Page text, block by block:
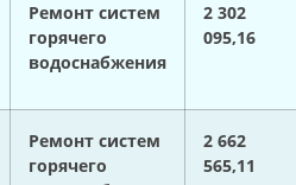
Ремонт систем
горячего
водоснабжения
2 302
095,16
Ремонт систем
горячего
2 662
565,11